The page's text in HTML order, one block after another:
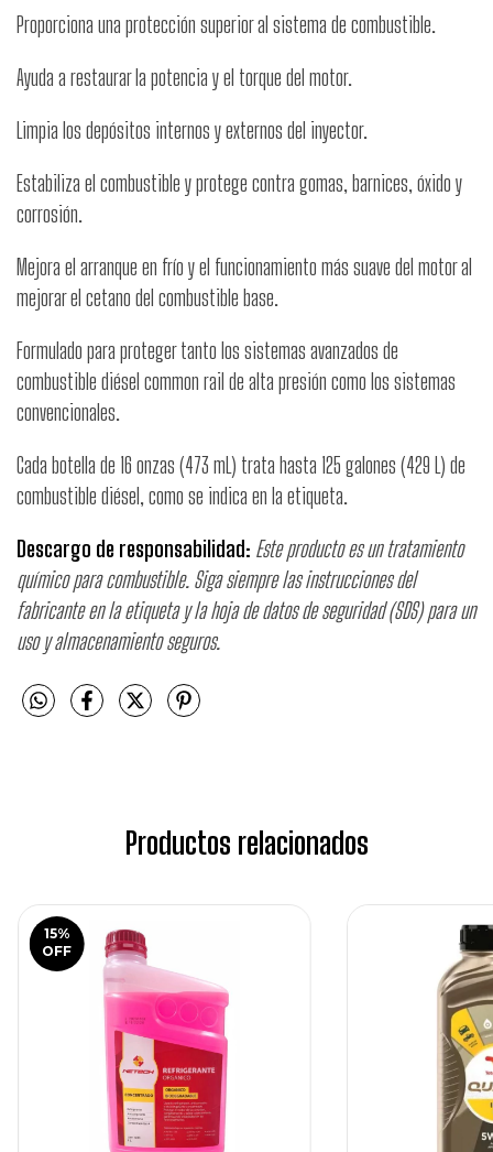
Proporciona una protección superior al sistema de combustible.
Ayuda a restaurar la potencia y el torque del motor.
Limpia los depósitos internos y externos del inyector.
Estabiliza el combustible y protege contra gomas, barnices, óxido y
corrosión.
Mejora el arranque en frío y el funcionamiento más suave del motor al
mejorar el cetano del combustible base.
Formulado para proteger tanto los sistemas avanzados de
combustible diésel common rail de alta presión como los sistemas
convencionales.
Cada botella de 16 onzas (473 mL) trata hasta 125 galones (429 L) de
combustible diésel, como se indica en la etiqueta.
Descargo de responsabilidad: Este producto es un tratamiento
químico para combustible. Siga siempre las instrucciones del
fabricante en la etiqueta y la hoja de datos de seguridad (SDS) para un
uso y almacenamiento seguros.
Productos relacionados
15%
OFF